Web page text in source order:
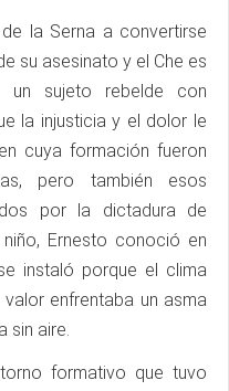
la Serna a convertirse
su asesinato y el Che es
un sujeto rebelde con
la injusticia y el dolor le
cuya formación fueron
pero también esos
por la dictadura de
Ernesto conoció en
instaló porque el clima
enfrentaba un asma
sin aire.
formativo que tuvo